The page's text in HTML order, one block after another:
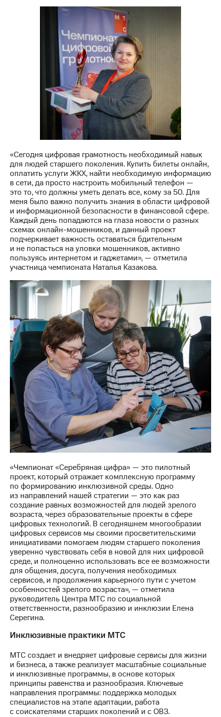
приобретения
Порядок
выкупа
акций
Дивиденды
Рынок
облигаций
Описание
Еврооблигации-2023
Уведомление
погашении
именных
облигаций
Другое
Регистратор
Реквизиты
Контакты
развитие
деловая этика
На главную
«Сегодня цифровая грамотность необходимый навык
для людей старшего поколения. Купить билеты онлайн,
оплатить услуги ЖКХ, найти необходимую информацию
в сети, да просто настроить мобильный телефон —
это то, что должны уметь делать все, кому за 50. Для
меня было важно получить знания в области цифровой
и информационной безопасности в финансовой сфере.
Каждый день попадаются на глаза новости о разных
схемах онлайн-мошенников, и данный проект
подчеркивает важность оставаться бдительным
и не попасться на уловки мошенников, активно
пользуясь интернетом и гаджетами», — отметила
участница чемпионата Наталья Казакова.
«Чемпионат «Серебряная цифра» — это пилотный
проект, который отражает комплексную программу
по формированию инклюзивной среды. Одно
из направлений нашей стратегии — это как раз
создание равных возможностей для людей зрелого
возраста, через образовательные проекты в сфере
цифровых технологий. В сегодняшнем многообразии
цифровых сервисов мы своими просветительскими
инициативами помогаем людям старшего поколения
уверенно чувствовать себя в новой для них цифровой
среде, и полноценно использовать все ее возможности
для общения, досуга, получения необходимых
сервисов, и продолжения карьерного пути с учетом
особенностей зрелого возраста», — отметила
руководитель Центра МТС по социальной
ответственности, разнообразию и инклюзии Елена
Серегина.
Инклюзивные практики МТС
МТС создает и внедряет цифровые сервисы для жизни
и бизнеса, а также реализует масштабные социальные
и инклюзивные программы, в основе которых
принципы равенства и разнообразия. Ключевые
направления программы: поддержка молодых
специалистов на этапе адаптации, работа
с соискателями старших поколений и с ОВЗ.